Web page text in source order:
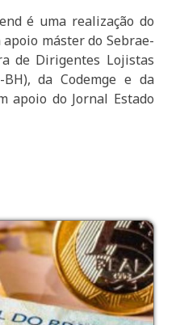
é uma realização do
apoio máster do Sebrae-
de Dirigentes Lojistas
da Codemge e da
apoio do Jornal Estado